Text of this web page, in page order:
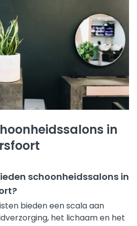
in
schoonheidssalons in
bieden een scala aan
het lichaam en het